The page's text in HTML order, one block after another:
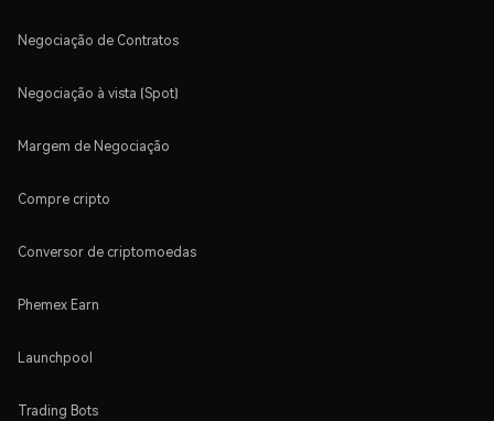
Negociação de Contratos
Negociação à vista (Spot)
Margem de Negociação
Compre cripto
Conversor de criptomoedas
Phemex Earn
Launchpool
Trading Bots